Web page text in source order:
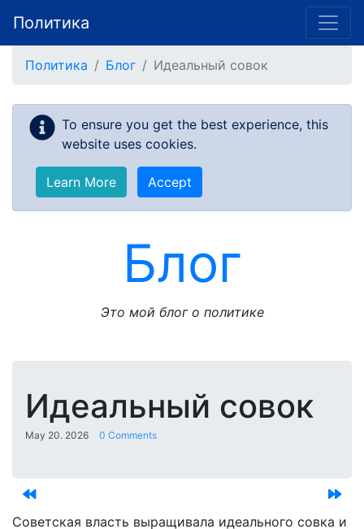
Политика
Политика Блог Идеальный совок
To ensure you get the best experience, this
website uses cookies.
Learn More Accept
Блог
Это мой блог о политике
Идеальный совок
May 20. 2026 0 Comments
Советская власть выращивала идеального совка и